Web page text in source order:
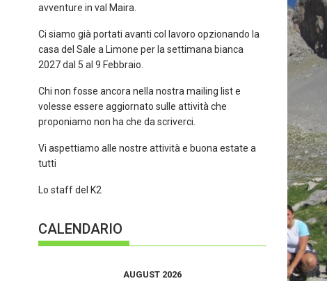
avventure in val Maira.
Ci siamo già portati avanti col lavoro opzionando la
casa del Sale a Limone per la settimana bianca
2027 dal 5 al 9 Febbraio.
Chi non fosse ancora nella nostra mailing list e
volesse essere aggiornato sulle attività che
proponiamo non ha che da scriverci.
Vi aspettiamo alle nostre attività e buona estate a
tutti
Lo staff del K2
CALENDARIO
AUGUST 2026